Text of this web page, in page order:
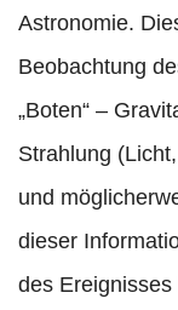
Astronomie.
Beobachtung
„Boten“ –
Strahlung
und
dieser
des